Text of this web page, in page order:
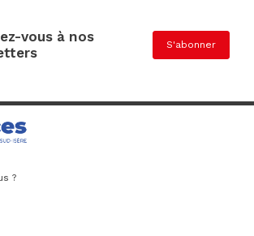
vous à nos
S'abonner
?